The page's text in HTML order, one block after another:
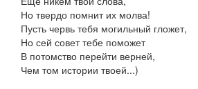
Но твердо помнит их молва!
Пусть червь тебя могильный гложет,
Но сей совет тебе поможет
В потомство перейти верней,
Чем том истории твоей...)